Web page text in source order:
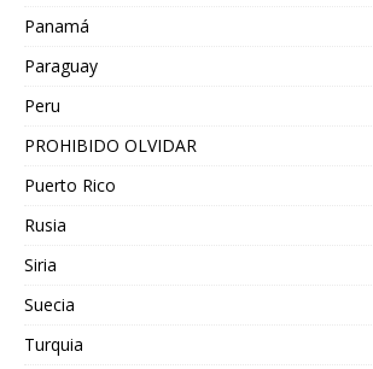
Panamá
Paraguay
Peru
PROHIBIDO OLVIDAR
Puerto Rico
Rusia
Siria
Suecia
Turquia